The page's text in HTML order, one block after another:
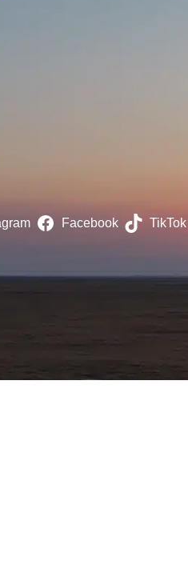
Facebook TikTok